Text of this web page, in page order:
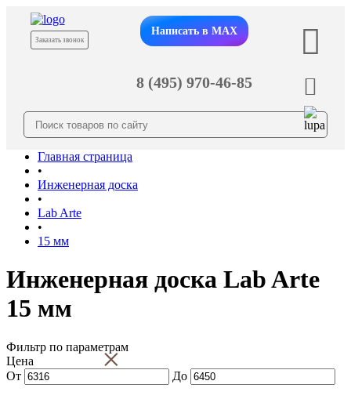
Заказать звонок
Написать в MAX
8 (495) 970-46-85
Главная страница
•
Инженерная доска
•
Lab Arte
•
15 мм
Инженерная доска Lab Arte
15 мм
Фильтр по параметрам
×
Цена
От
До